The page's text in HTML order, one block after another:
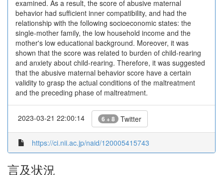
examined. As a result, the score of abusive maternal
behavior had sufficient inner compatibility, and had the
relationship with the following socioeconomic states: the
single-mother family, the low household income and the
mother's low educational background. Moreover, it was
shown that the score was related to burden of child-rearing
and anxiety about child-rearing. Therefore, it was suggested
that the abusive maternal behavior score have a certain
validity to grasp the actual conditions of the maltreatment
and the preceding phase of maltreatment.
2023-03-21 22:00:14 6 + 8 Twitter
https://ci.nii.ac.jp/naid/120005415743
言及状況